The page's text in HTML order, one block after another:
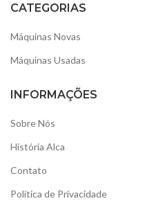
CATEGORIAS
Máquinas Novas
Máquinas Usadas
INFORMAÇÕES
Sobre Nós
História Alca
Contato
Política de Privacidade